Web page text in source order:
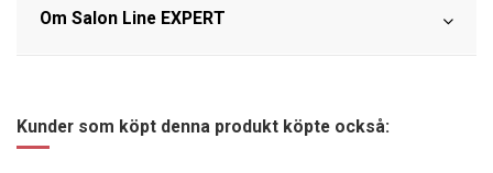
Om Salon Line EXPERT
Kunder som köpt denna produkt köpte också: